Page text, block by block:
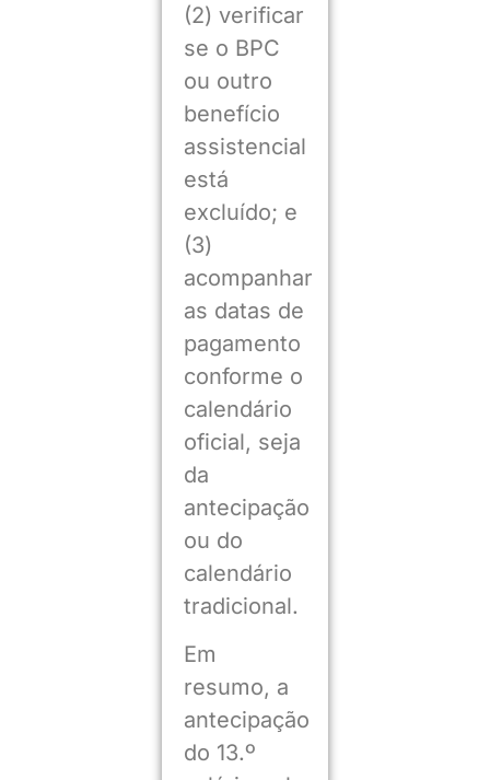
(2) verificar
se o BPC
ou outro
benefício
assistencial
está
excluído; e
(3)
acompanhar
as datas de
pagamento
conforme o
calendário
oficial, seja
da
antecipação
ou do
calendário
tradicional.
Em
resumo, a
antecipação
do 13.º